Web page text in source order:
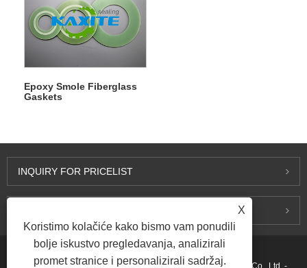
Epoxy Smole Fiberglass
Gaskets
INQUIRY FOR PRICELIST
Autorsko pravo © 2015-2026 Ningbo Kaxite Sealing Materials Co., Ltd. -
X
Koristimo kolačiće kako bismo vam ponudili
bolje iskustvo pregledavanja, analizirali
promet stranice i personalizirali sadržaj.